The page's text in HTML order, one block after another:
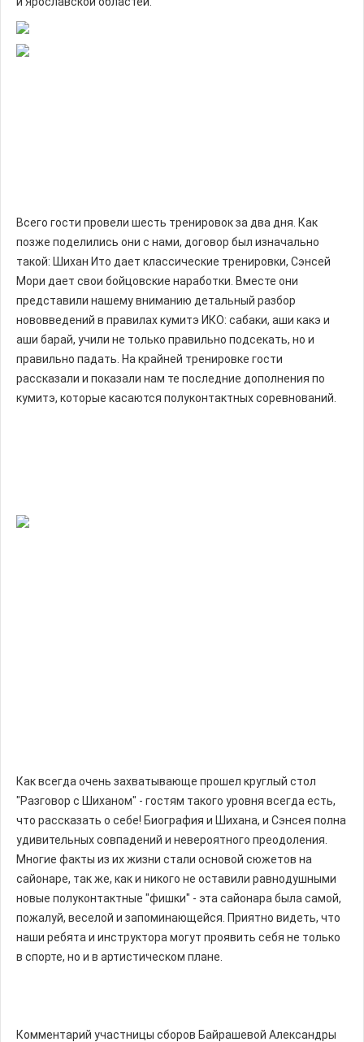
Всего гости провели шесть тренировок за два дня. Как
позже поделились они с нами, договор был изначально
такой: Шихан Ито дает классические тренировки, Сэнсей
Мори дает свои бойцовские наработки. Вместе они
представили нашему вниманию детальный разбор
нововведений в правилах кумитэ ИКО: сабаки, аши какэ и
аши барай, учили не только правильно подсекать, но и
правильно падать. На крайней тренировке гости
рассказали и показали нам те последние дополнения по
кумитэ, которые касаются полуконтактных соревнований.
Как всегда очень захватывающе прошел круглый стол
"Разговор с Шиханом" - гостям такого уровня всегда есть,
что рассказать о себе! Биография и Шихана, и Сэнсея полна
удивительных совпадений и невероятного преодоления.
Многие факты из их жизни стали основой сюжетов на
сайонаре, так же, как и никого не оставили равнодушными
новые полуконтактные "фишки" - эта сайонара была самой,
пожалуй, веселой и запоминающейся. Приятно видеть, что
наши ребята и инструктора могут проявить себя не только
в спорте, но и в артистическом плане.
Комментарий участницы сборов Байрашевой Александры